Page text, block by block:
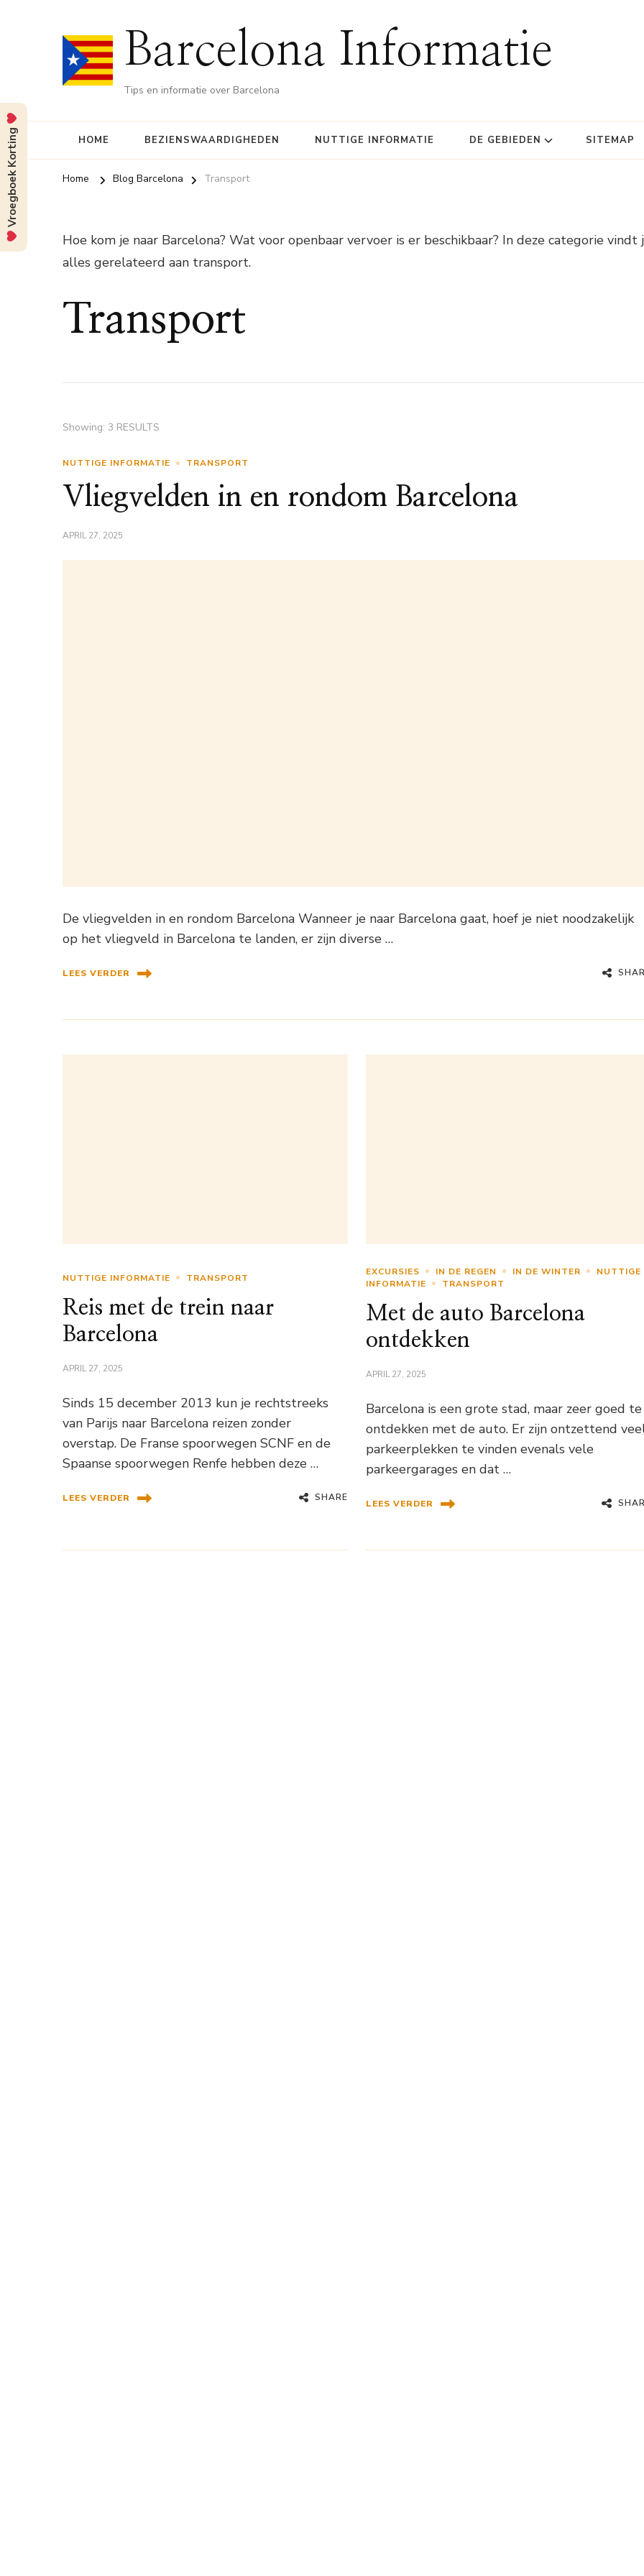
Barcelona Informatie
Tips en informatie over Barcelona
HOME BEZIENSWAARDIGHEDEN NUTTIGE INFORMATIE DE GEBIEDEN SITEMAP
Home Blog Barcelona Transport
Hoe kom je naar Barcelona? Wat voor openbaar vervoer is er beschikbaar? In deze categorie vindt
alles gerelateerd aan transport.
Transport
Showing: 3 RESULTS
NUTTIGE INFORMATIE TRANSPORT
Vliegvelden in en rondom Barcelona
APRIL 27, 2025
De vliegvelden in en rondom Barcelona Wanneer je naar Barcelona gaat, hoef je niet noodzakelijk
op het vliegveld in Barcelona te landen, er zijn diverse …
LEES VERDER
NUTTIGE INFORMATIE TRANSPORT
Reis met de trein naar
Barcelona
APRIL 27, 2025
Sinds 15 december 2013 kun je rechtstreeks
van Parijs naar Barcelona reizen zonder
overstap. De Franse spoorwegen SCNF en de
Spaanse spoorwegen Renfe hebben deze …
LEES VERDER SHARE
EXCURSIES IN DE REGEN IN DE WINTER
NUTTIGE
INFORMATIE
TRANSPORT
Met de auto Barcelona
ontdekken
APRIL 27, 2025
Barcelona is een grote stad, maar zeer goed te
ontdekken met de auto. Er zijn ontzettend
parkeerplekken te vinden evenals vele
parkeergarages en dat …
LEES VERDER
Vroegboek Korting